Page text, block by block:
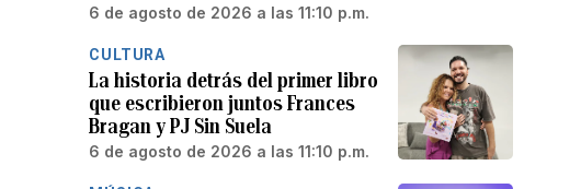
6 de agosto de 2026 a las 11:10 p.m.
CULTURA
La historia detrás del primer libro
que escribieron juntos Frances
Bragan y PJ Sin Suela
6 de agosto de 2026 a las 11:10 p.m.